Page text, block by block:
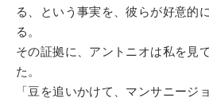
る、という事実を、彼らが好意的
る。
その証拠に、アントニオは私を見
た。
「豆を追いかけて、マンサニージ